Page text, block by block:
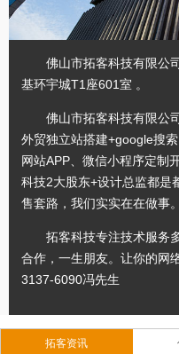
佛山市拓客科技有限公
基环宇城T1座601室 。
佛山市拓客科技有限公
外贸独立站搭建+google搜
网站APP、微信小程序定制
科技2大股东+设计总监都是
售套路，我们实实在在做事。
拓客科技专注技术服务
合作，一生朋友。让你的网
3137-6090冯先生
拓客资讯